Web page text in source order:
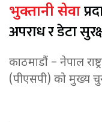
भुक्तानी सेवा
अपराध र डेटा
काठमाडौं – नेपाल
(पीएसपी) को मुख्य